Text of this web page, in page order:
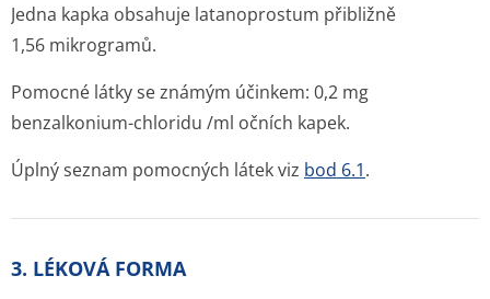
Jedna kapka obsahuje latanoprostum přibližně
1,56 mikrogramů.
Pomocné látky se známým účinkem: 0,2 mg
benzalkonium-chloridu /ml očních kapek.
Úplný seznam pomocných látek viz bod 6.1.
3. LÉKOVÁ FORMA